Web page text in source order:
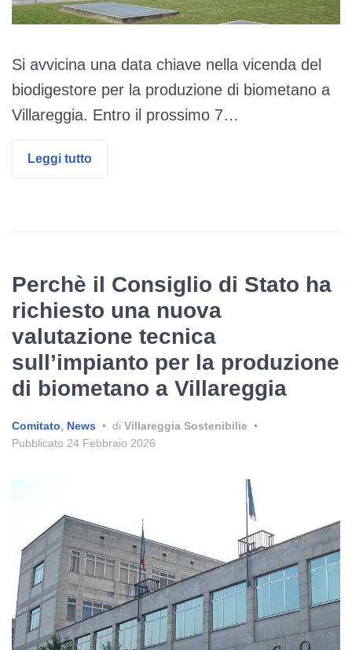
Si avvicina una data chiave nella vicenda del
biodigestore per la produzione di biometano a
Villareggia. Entro il prossimo 7…
Leggi tutto
Perchè il Consiglio di Stato ha
richiesto una nuova
valutazione tecnica
sull’impianto per la produzione
di biometano a Villareggia
Comitato News • di Villareggia Sostenibilie •
Pubblicato 24 Febbraio 2026